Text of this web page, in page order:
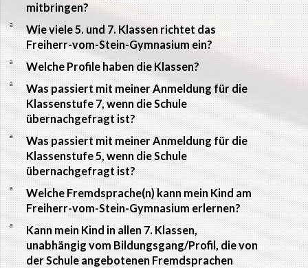
mitbringen?
a
Wie viele 5. und 7. Klassen richtet das
Freiherr-vom-Stein-Gymnasium ein?
a Welche Profile haben die Klassen?
a
Was passiert mit meiner Anmeldung für die
Klassenstufe 7, wenn die Schule
übernachgefragt ist?
a
Was passiert mit meiner Anmeldung für die
Klassenstufe 5, wenn die Schule
übernachgefragt ist?
a
Welche Fremdsprache(n) kann mein Kind am
Freiherr-vom-Stein-Gymnasium erlernen?
a
Kann mein Kind in allen 7. Klassen,
unabhängig vom Bildungsgang/Profil, die von
der Schule angebotenen Fremdsprachen